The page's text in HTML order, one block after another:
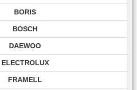
BORIS
BOSCH
DAEWOO
ELECTROLUX
FRAMELL